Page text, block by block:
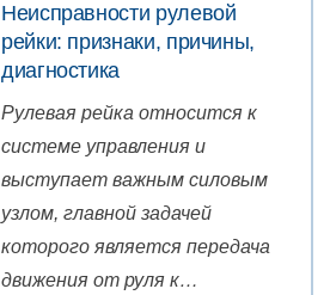
Неисправности рулевой
рейки: признаки, причины,
диагностика
Рулевая рейка относится к
системе управления и
выступает важным силовым
узлом, главной задачей
которого является передача
движения от руля к…